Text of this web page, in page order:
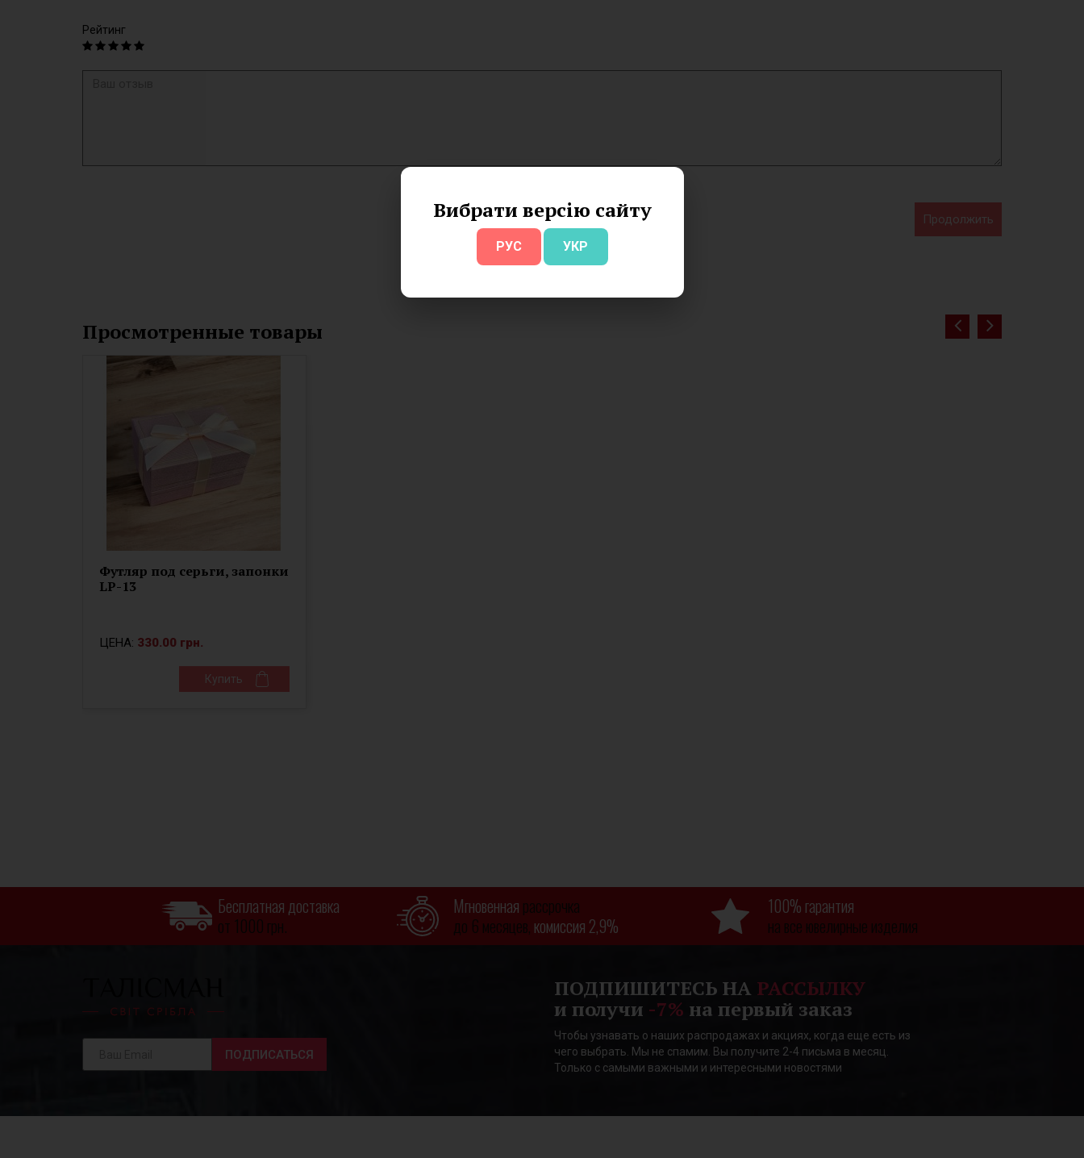
Вибрати версію сайту
РУС УКР
Рейтинг
Продолжить
Просмотренные товары
Футляр под серьги, запонки
LP-13
ЦЕНА: 330.00 грн.
Купить
Бесплатная доставка
от 1000 грн.
Мгновенная рассрочка
до 6 месяцев, комиссия 2,9%
100% гарантия
на все ювелирные изделия
ПОДПИСАТЬСЯ
ПОДПИШИТЕСЬ НА РАССЫЛКУ
и получи -7% на первый заказ
Чтобы узнавать о наших распродажах и акциях, когда еще есть из
чего выбрать. Мы не спамим. Вы получите 2-4 письма в месяц.
Только с самыми важными и интересными новостями